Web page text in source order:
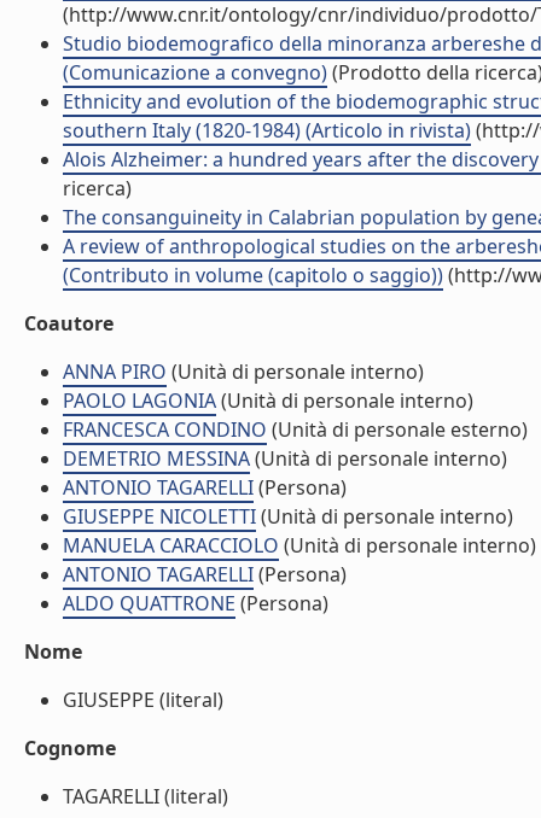
(http://www.cnr.it/ontology/cnr/individuo/prodotto/
Studio biodemografico della minoranza arbereshe
(Comunicazione a convegno)(Prodotto della
Ethnicity and evolution of the biodemographic
southern Italy (1820-1984) (Articolo in rivista)
Alois Alzheimer: a hundred years after the
ricerca)
The consanguineity in Calabrian population by
A review of anthropological studies on the
(Contributo in volume (capitolo o saggio))(http://
Coautore
ANNA PIRO (Unità di personale interno)
PAOLO LAGONIA(Unità di personale interno)
FRANCESCA CONDINO (Unità di personale esterno)
DEMETRIO MESSINA(Unità di personale interno)
ANTONIO TAGARELLI(Persona)
GIUSEPPE NICOLETTI(Unità di personale interno)
MANUELA CARACCIOLO (Unità di personale interno)
ANTONIO TAGARELLI(Persona)
ALDO QUATTRONE (Persona)
Nome
GIUSEPPE (literal)
Cognome
TAGARELLI (literal)